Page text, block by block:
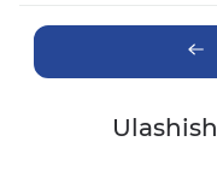
Ulashish